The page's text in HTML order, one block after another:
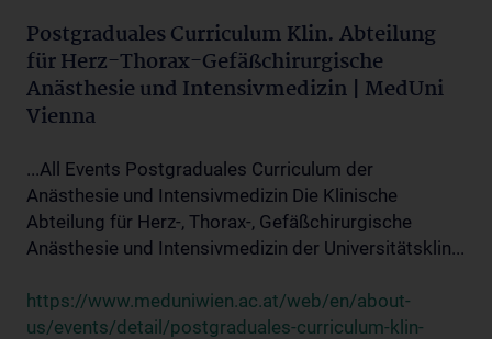
Postgraduales Curriculum Klin. Abteilung
für Herz-Thorax-Gefäßchirurgische
Anästhesie und Intensivmedizin | MedUni
Vienna
...All Events Postgraduales Curriculum der
Anästhesie und Intensivmedizin Die Klinische
Abteilung für Herz-, Thorax-, Gefäßchirurgische
Anästhesie und Intensivmedizin der Universitätsklin...
https://www.meduniwien.ac.at/web/en/about-
us/events/detail/postgraduales-curriculum-klin-